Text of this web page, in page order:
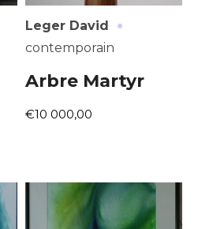
Leger David ·
contemporain
Arbre Martyr
€10 000,00